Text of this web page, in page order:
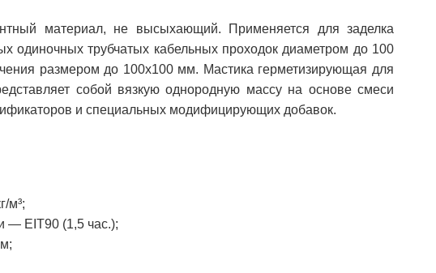
материал, не высыхающий. Применяется для заделка
одиночных трубчатых кабельных проходок диаметром до 100
размером до 100х100 мм. Мастика герметизирующая для
собой вязкую однородную массу на основе смеси
и специальных модифицирующих добавок.
м³;
— EIT90 (1,5 час.);